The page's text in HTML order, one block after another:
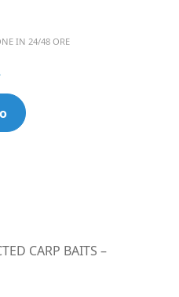
IN 24/48 ORE
CARP BAITS –